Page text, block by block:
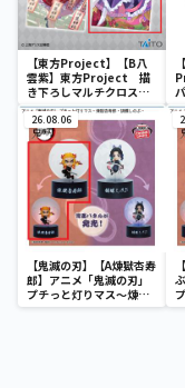
【東方Project】【B八
雲紫】東方Project 描
き下ろしマルチクロス
vol.7
26.08.06
【鬼滅の刃】【A煉獄杏寿
郎】アニメ「鬼滅の刃」
プチっと灯りマス～煉獄
杏寿郎・胡蝶しのぶ～